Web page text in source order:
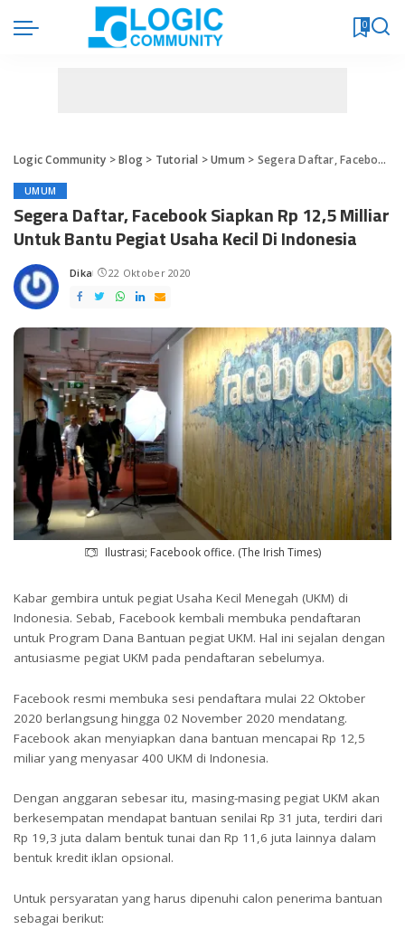
0
Logic Community >Blog> Tutorial >Umum > Segera Daftar, Facebook Siapkan Rp 12,5 Milliar Untuk Bantu Pegiat Usaha Kecil Di Indonesia
UMUM
Segera Daftar, Facebook Siapkan Rp 12,5 Milliar
Untuk Bantu Pegiat Usaha Kecil Di Indonesia
Posted
by
Dika 22 Oktober 2020
Ilustrasi; Facebook office. (The Irish Times)
Kabar gembira untuk pegiat Usaha Kecil Menegah (UKM) di
Indonesia. Sebab, Facebook kembali membuka pendaftaran
untuk Program Dana Bantuan pegiat UKM. Hal ini sejalan dengan
antusiasme pegiat UKM pada pendaftaran sebelumya.
Facebook resmi membuka sesi pendaftara mulai 22 Oktober
2020 berlangsung hingga 02 November 2020 mendatang.
Facebook akan menyiapkan dana bantuan mencapai Rp 12,5
miliar yang menyasar 400 UKM di Indonesia.
Dengan anggaran sebesar itu, masing-masing pegiat UKM akan
berkesempatan mendapat bantuan senilai Rp 31 juta, terdiri dari
Rp 19,3 juta dalam bentuk tunai dan Rp 11,6 juta lainnya dalam
bentuk kredit iklan opsional.
Untuk persyaratan yang harus dipenuhi calon penerima bantuan
sebagai berikut: